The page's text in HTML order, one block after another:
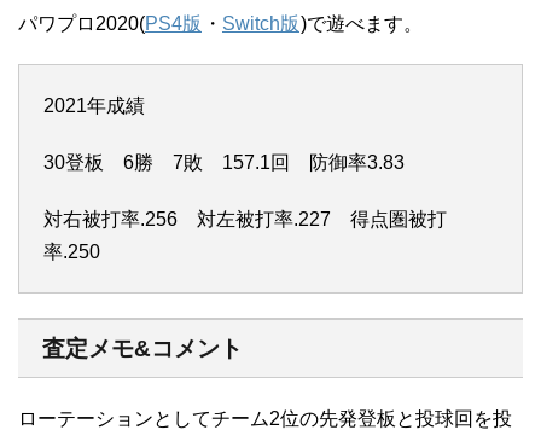
パワプロ2020(PS4版 ・ Switch版)で遊べます。
2021年成績
30登板 6勝 7敗 157.1回 防御率3.83
対右被打率.256 対左被打率.227 得点圏被打
率.250
査定メモ&コメント
ローテーションとしてチーム2位の先発登板と投球回を投